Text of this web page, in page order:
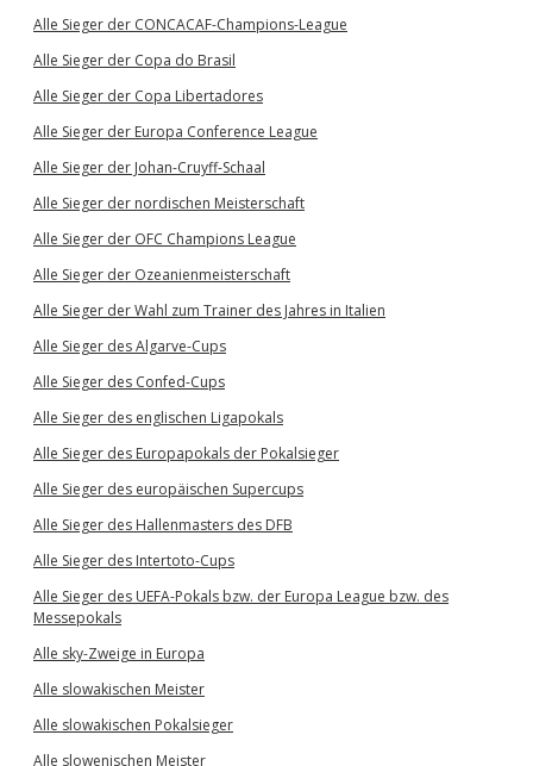
Alle Sieger der CONCACAF-Champions-League
Alle Sieger der Copa do Brasil
Alle Sieger der Copa Libertadores
Alle Sieger der Europa Conference League
Alle Sieger der Johan-Cruyff-Schaal
Alle Sieger der nordischen Meisterschaft
Alle Sieger der OFC Champions League
Alle Sieger der Ozeanienmeisterschaft
Alle Sieger der Wahl zum Trainer des Jahres in Italien
Alle Sieger des Algarve-Cups
Alle Sieger des Confed-Cups
Alle Sieger des englischen Ligapokals
Alle Sieger des Europapokals der Pokalsieger
Alle Sieger des europäischen Supercups
Alle Sieger des Hallenmasters des DFB
Alle Sieger des Intertoto-Cups
Alle Sieger des UEFA-Pokals bzw. der Europa League bzw. des
Messepokals
Alle sky-Zweige in Europa
Alle slowakischen Meister
Alle slowakischen Pokalsieger
Alle slowenischen Meister